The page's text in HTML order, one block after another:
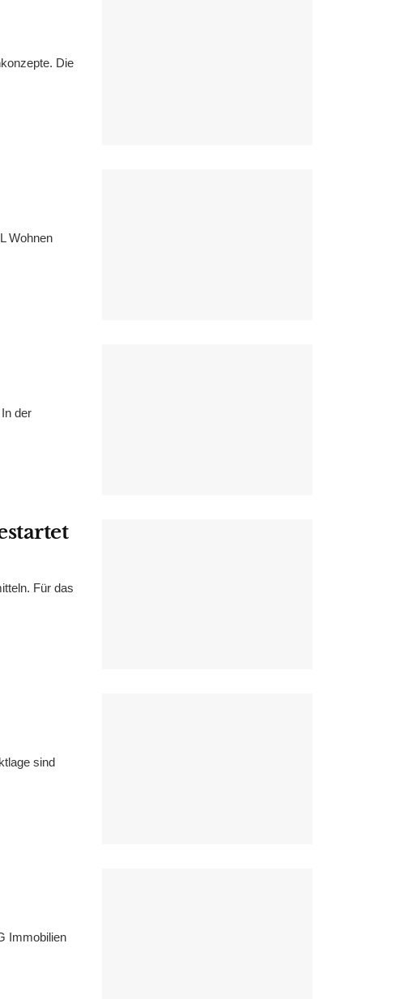
Die
Wohnen
der
Für das
sind
Immobilien